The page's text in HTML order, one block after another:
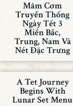
Mâm Cơm
Truyền Thống
Ngày Tết 3
Miền Bắc,
Trung, Nam Và
Nét Đặc Trưng
A Tet Journey
Begins With
Lunar Set Menu